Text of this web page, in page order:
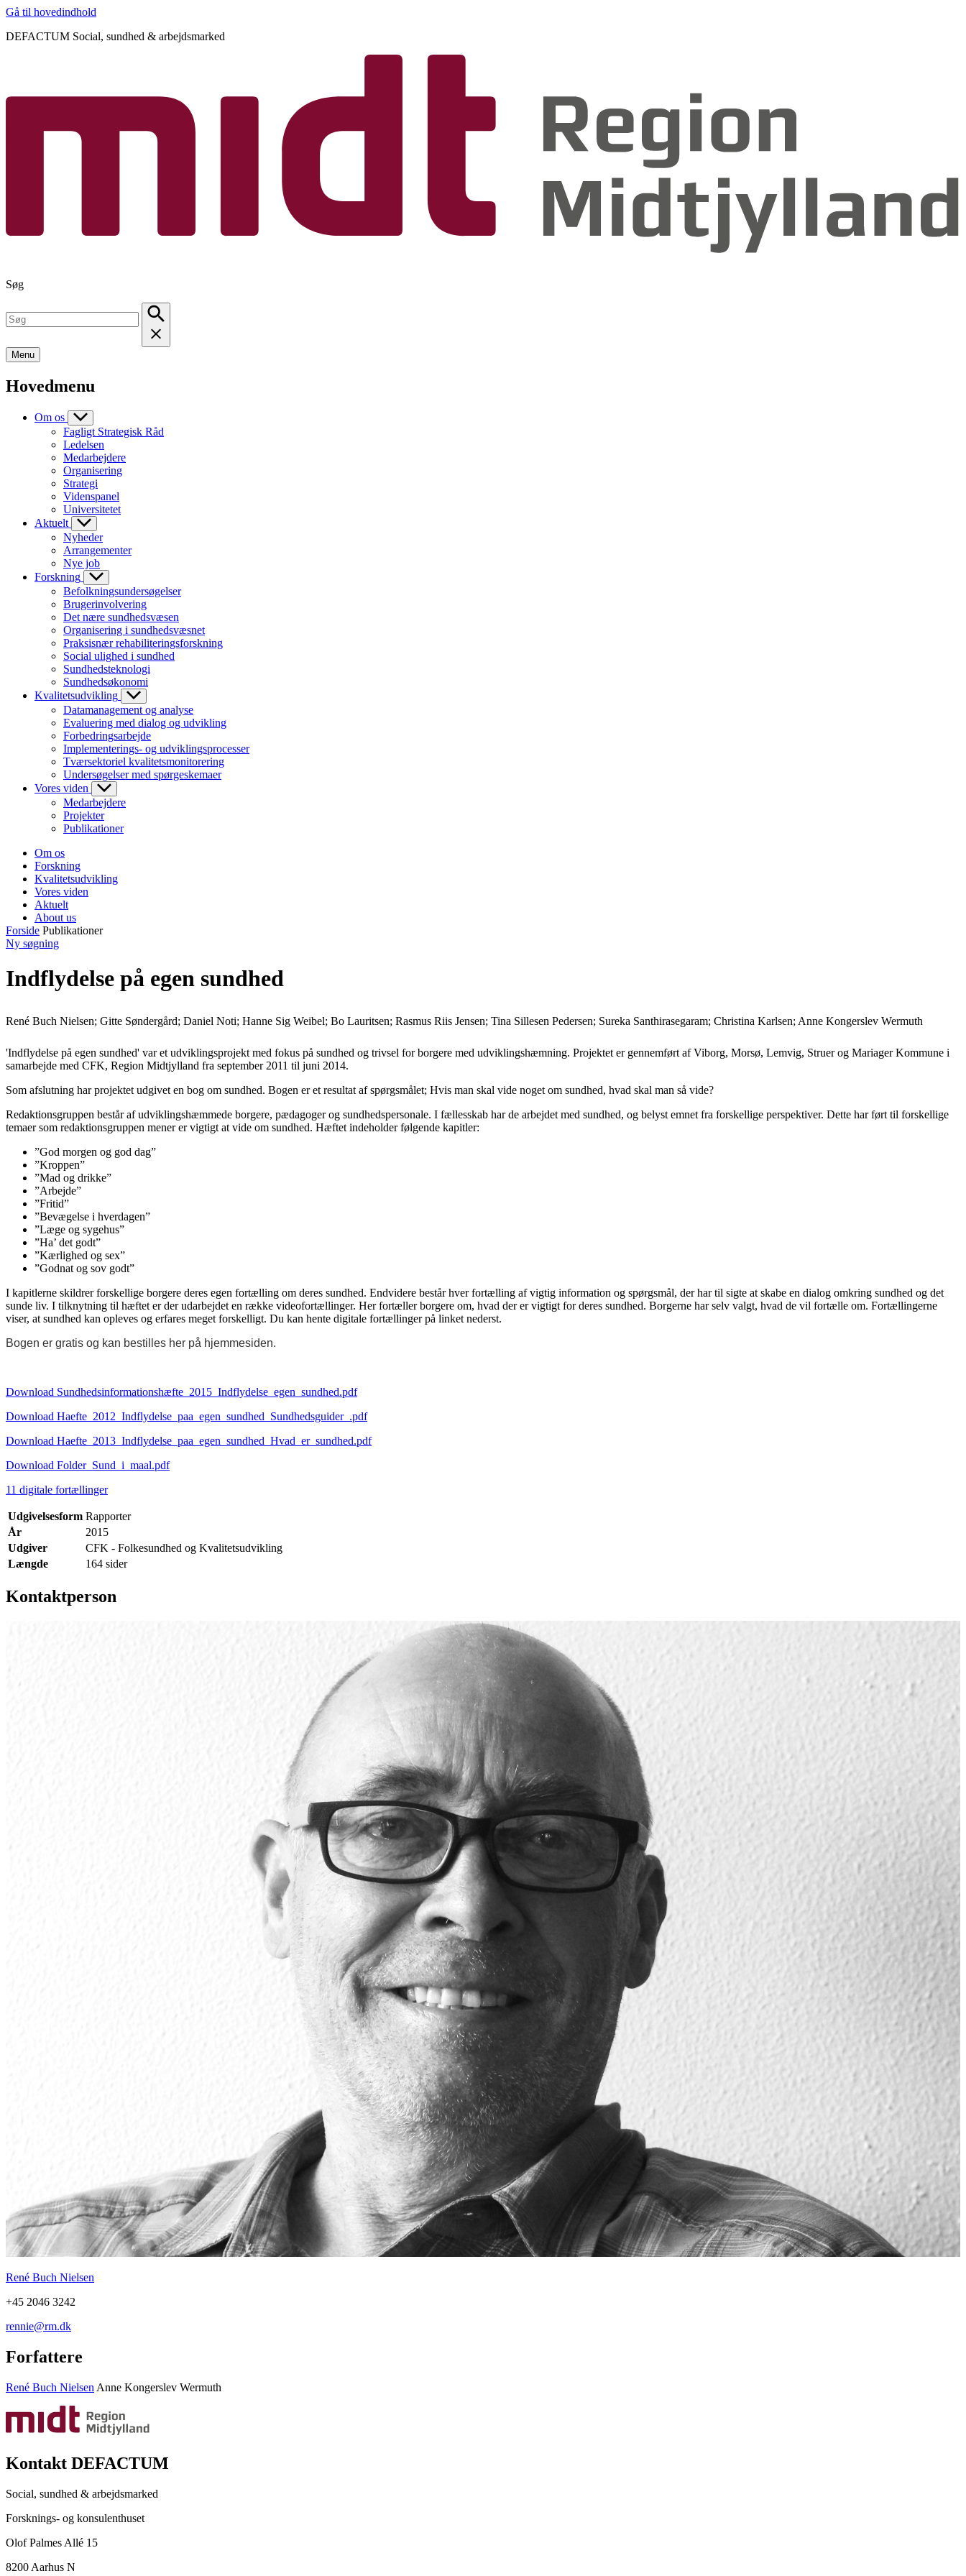
Gå til hovedindhold
DEFACTUM Social, sundhed & arbejdsmarked
Søg
Menu
Hovedmenu
Om os
Fagligt Strategisk Råd
Ledelsen
Medarbejdere
Organisering
Strategi
Videnspanel
Universitetet
Aktuelt
Nyheder
Arrangementer
Nye job
Forskning
Befolkningsundersøgelser
Brugerinvolvering
Det nære sundhedsvæsen
Organisering i sundhedsvæsnet
Praksisnær rehabiliteringsforskning
Social ulighed i sundhed
Sundhedsteknologi
Sundhedsøkonomi
Kvalitetsudvikling
Datamanagement og analyse
Evaluering med dialog og udvikling
Forbedringsarbejde
Implementerings- og udviklingsprocesser
Tværsektoriel kvalitetsmonitorering
Undersøgelser med spørgeskemaer
Vores viden
Medarbejdere
Projekter
Publikationer
Om os
Forskning
Kvalitetsudvikling
Vores viden
Aktuelt
About us
Forside Publikationer
Ny søgning
Indflydelse på egen sundhed
René Buch Nielsen; Gitte Søndergård; Daniel Noti; Hanne Sig Weibel; Bo Lauritsen; Rasmus Riis Jensen; Tina Sillesen Pedersen; Sureka Santhirasegaram; Christina Karlsen; Anne Kongerslev Wermuth
'Indflydelse på egen sundhed' var et udviklingsprojekt med fokus på sundhed og trivsel for borgere med udviklingshæmning. Projektet er gennemført af Viborg, Morsø, Lemvig, Struer og Mariager Kommune i
samarbejde med CFK, Region Midtjylland fra september 2011 til juni 2014.
Som afslutning har projektet udgivet en bog om sundhed. Bogen er et resultat af spørgsmålet; Hvis man skal vide noget om sundhed, hvad skal man så vide?
Redaktionsgruppen består af udviklingshæmmede borgere, pædagoger og sundhedspersonale. I fællesskab har de arbejdet med sundhed, og belyst emnet fra forskellige perspektiver. Dette har ført til forskellige
temaer som redaktionsgruppen mener er vigtigt at vide om sundhed. Hæftet indeholder følgende kapitler:
”God morgen og god dag”
”Kroppen”
”Mad og drikke”
”Arbejde”
”Fritid”
”Bevægelse i hverdagen”
”Læge og sygehus”
”Ha’ det godt”
”Kærlighed og sex”
”Godnat og sov godt”
I kapitlerne skildrer forskellige borgere deres egen fortælling om deres sundhed. Endvidere består hver fortælling af vigtig information og spørgsmål, der har til sigte at skabe en dialog omkring sundhed og det
sunde liv. I tilknytning til hæftet er der udarbejdet en række videofortællinger. Her fortæller borgere om, hvad der er vigtigt for deres sundhed. Borgerne har selv valgt, hvad de vil fortælle om. Fortællingerne
viser, at sundhed kan opleves og erfares meget forskelligt. Du kan hente digitale fortællinger på linket nederst.
Bogen er gratis og kan bestilles her på hjemmesiden.
Download Sundhedsinformationshæfte_2015_Indflydelse_egen_sundhed.pdf
Download Haefte_2012_Indflydelse_paa_egen_sundhed_Sundhedsguider_.pdf
Download Haefte_2013_Indflydelse_paa_egen_sundhed_Hvad_er_sundhed.pdf
Download Folder_Sund_i_maal.pdf
11 digitale fortællinger
Udgivelsesform Rapporter
År
2015
Udgiver
CFK - Folkesundhed og Kvalitetsudvikling
Længde
164 sider
Kontaktperson
René Buch Nielsen
+45 2046 3242
rennie@rm.dk
Forfattere
René Buch Nielsen Anne Kongerslev Wermuth
Kontakt DEFACTUM
Social, sundhed & arbejdsmarked
Forsknings- og konsulenthuset
Olof Palmes Allé 15
8200 Aarhus N